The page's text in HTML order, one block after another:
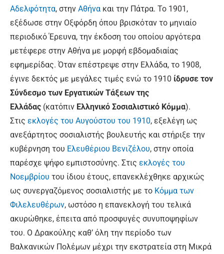
Αδελφότητα, στην Αθήνα και την Πάτρα. Το 1901,
εξέδωσε στην Οξφόρδη όπου βρισκόταν το μηνιαίο
περιοδικό Έρευνα, την έκδοση του οποίου αργότερα
μετέφερε στην Αθήνα με μορφή εβδομαδιαίας
εφημερίδας. Όταν επέστρεψε στην Ελλάδα, το 1908,
έγινε δεκτός με μεγάλες τιμές ενώ το 1910 ίδρυσε τον
Σύνδεσμο των Εργατικών Τάξεων της
Ελλάδας (κατόπιν Ελληνικό Σοσιαλιστικό Κόμμα).
Στις εκλογές του Αυγούστου του 1910, εξελέγη ως
ανεξάρτητος σοσιαλιστής βουλευτής και στήριξε την
κυβέρνηση του Ελευθέριου Βενιζέλου, στην οποία
παρέσχε ψήφο εμπιστοσύνης. Στις εκλογές του
Νοεμβρίου του ίδιου έτους, επανεκλέχθηκε αρχικώς
ως συνεργαζόμενος σοσιαλιστής με το Κόμμα των
Φιλελευθέρων, ωστόσο η επανεκλογή του τελικά
ακυρώθηκε, έπειτα από προσφυγές συνυποψηφίων
του. Ο Δρακούλης καθ’ όλη την περίοδο των
Βαλκανικών Πολέμων μέχρι την εκστρατεία στη Μικρά